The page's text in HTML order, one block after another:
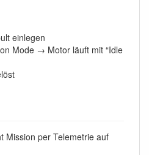
einlegen
Mode → Motor läuft mit “Idle
Mission per Telemetrie auf